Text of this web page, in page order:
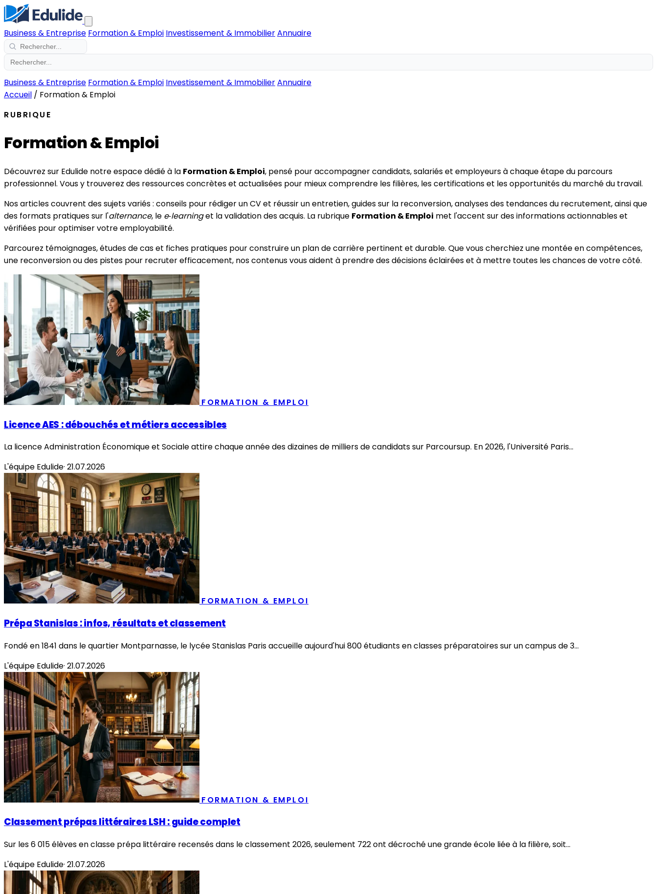
Business & Entreprise Formation & Emploi Investissement & ImmobilierAnnuaire
Business & Entreprise Formation & Emploi Investissement & ImmobilierAnnuaire
Accueil / Formation & Emploi
RUBRIQUE
Formation & Emploi
Découvrez sur Edulide notre espace dédié à la Formation & Emploi, pensé pour accompagner candidats, salariés et employeurs à chaque étape du parcours
professionnel. Vous y trouverez des ressources concrètes et actualisées pour mieux comprendre les filières, les certifications et les opportunités du marché du travail.
Nos articles couvrent des sujets variés : conseils pour rédiger un CV et réussir un entretien, guides sur la reconversion, analyses des tendances du recrutement, ainsi que
des formats pratiques sur l'alternance, le e‑learninget la validation des acquis. La rubrique Formation & Emploi met l'accent sur des informations actionnables et
vérifiées pour optimiser votre employabilité.
Parcourez témoignages, études de cas et fiches pratiques pour construire un plan de carrière pertinent et durable. Que vous cherchiez une montée en compétences,
une reconversion ou des pistes pour recruter efficacement, nos contenus vous aident à prendre des décisions éclairées et à mettre toutes les chances de votre côté.
FORMATION & EMPLOI
Licence AES : débouchés et métiers accessibles
La licence Administration Économique et Sociale attire chaque année des dizaines de milliers de candidats sur Parcoursup. En 2026, l'Université Paris...
L'équipe Edulide· 21.07.2026
FORMATION & EMPLOI
Prépa Stanislas : infos, résultats et classement
Fondé en 1841 dans le quartier Montparnasse, le lycée Stanislas Paris accueille aujourd'hui 800 étudiants en classes préparatoires sur un campus de 3...
L'équipe Edulide· 21.07.2026
FORMATION & EMPLOI
Classement prépas littéraires LSH : guide complet
Sur les 6 015 élèves en classe prépa littéraire recensés dans le classement 2026, seulement 722 ont décroché une grande école liée à la filière, soit...
L'équipe Edulide· 21.07.2026